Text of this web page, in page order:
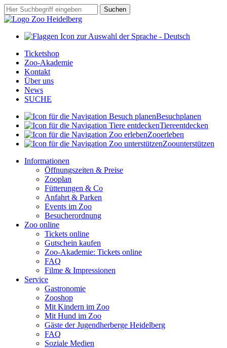
Zum
Hauptinhalt
springen
Suchbegriff Suchen
Ticketshop
Zoo-Akademie
Kontakt
Über uns
News
SUCHE
Besuchplanen
Tiereentdecken
Zooerleben
Zoounterstützen
Informationen
Öffnungszeiten & Preise
Zooplan
Fütterungen & Co
Anfahrt & Parken
Events im Zoo
Besucherordnung
Zoo online
Tickets online
Gutschein kaufen
Zoo-Akademie: Tickets online
FAQ
Filme & Impressionen
Service
Gastronomie
Zooshop
Mit Kindern im Zoo
Mit Hund im Zoo
Gäste der Jugendherberge Heidelberg
FAQ
Soziale Medien